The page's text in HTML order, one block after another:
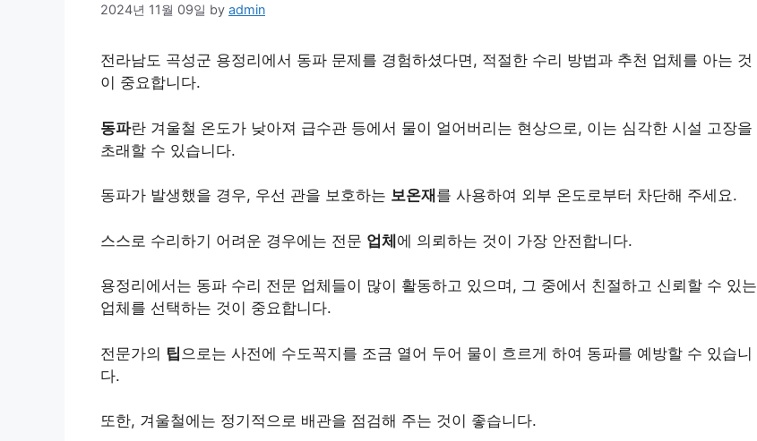
2024년 11월 09일 by admin
전라남도 곡성군 용정리에서 동파 문제를 경험하셨다면, 적절한 수리 방법과 추천 업체를 아는 것
이 중요합니다.
동파란 겨울철 온도가 낮아져 급수관 등에서 물이 얼어버리는 현상으로, 이는 심각한 시설 고장을
초래할 수 있습니다.
동파가 발생했을 경우, 우선 관을 보호하는 보온재 를 사용하여 외부 온도로부터 차단해 주세요.
스스로 수리하기 어려운 경우에는 전문 업체에 의뢰하는 것이 가장 안전합니다.
용정리에서는 동파 수리 전문 업체들이 많이 활동하고 있으며, 그 중에서 친절하고 신뢰할 수 있는
업체를 선택하는 것이 중요합니다.
전문가의 팁 으로는 사전에 수도꼭지를 조금 열어 두어 물이 흐르게 하여 동파를 예방할 수 있습니
다.
또한, 겨울철에는 정기적으로 배관을 점검해 주는 것이 좋습니다.